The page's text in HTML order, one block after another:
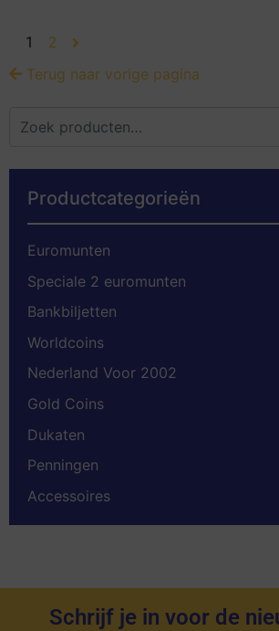
1 2
Terug naar vorige pagina
Productcategorieën
Euromunten
Speciale 2 euromunten
Bankbiljetten
Worldcoins
Nederland Voor 2002
Gold Coins
Dukaten
Penningen
Accessoires
Schrijf je in voor de